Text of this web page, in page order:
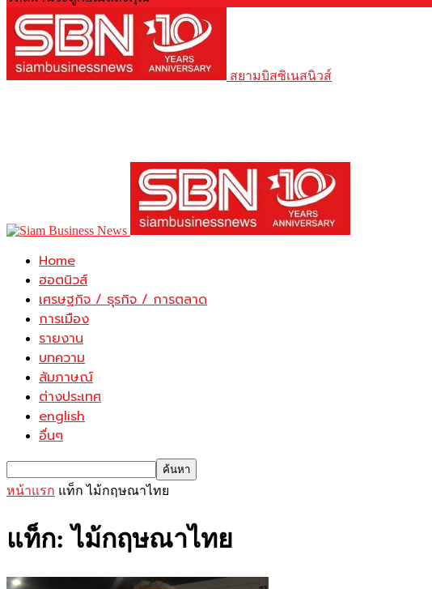
สยามบิสซิเนสนิวส์
Home
ฮอตนิวส์
เศรษฐกิจ / ธุรกิจ / การตลาด
การเมือง
รายงาน
บทความ
สัมภาษณ์
ต่างประเทศ
english
อื่นๆ
หน้าแรก แท็ก ไม้กฤษณาไทย
แท็ก: ไม้กฤษณาไทย